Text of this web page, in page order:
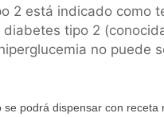
2 está indicado como
tipo 2
no puede
se podrá dispensar con receta